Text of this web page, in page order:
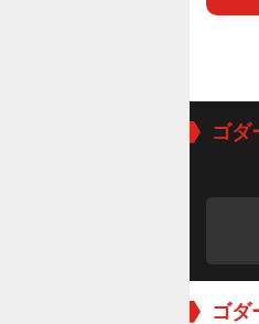
ゴダ
ゴダ